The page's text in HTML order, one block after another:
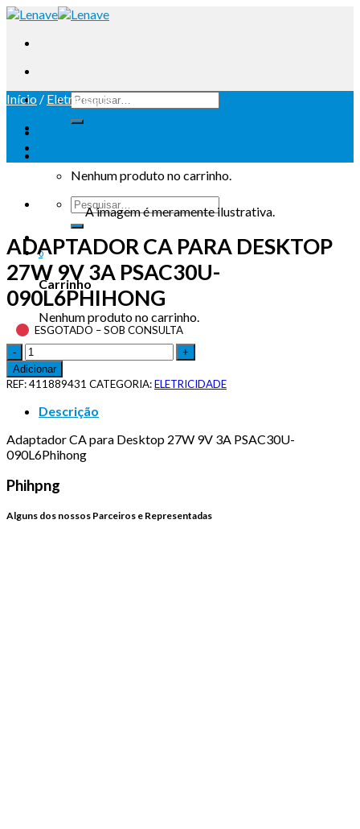
Nenhum produto no carrinho.
0
Carrinho
Nenhum produto no carrinho.
Início / Eletricidade
A imagem é meramente ilustrativa.
ADAPTADOR CA PARA DESKTOP
27W 9V 3A PSAC30U-
090L6PHIHONG
ESGOTADO – SOB CONSULTA
Adicionar
REF:411889431 CATEGORIA:ELETRICIDADE
Descrição
Adaptador CA para Desktop 27W 9V 3A PSAC30U-
090L6Phihong
Phihpng
Alguns dos nossos Parceiros e Representadas